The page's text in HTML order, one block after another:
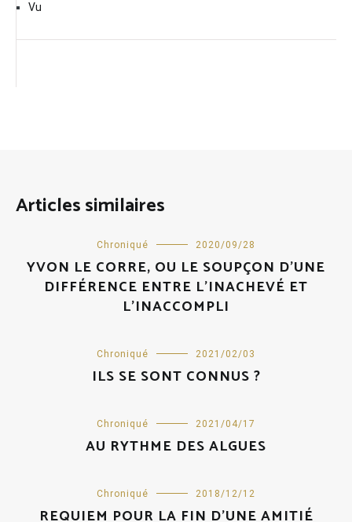
Vu
Articles similaires
Chroniqué 2020/09/28
YVON LE CORRE, OU LE SOUPÇON D’UNE
DIFFÉRENCE ENTRE L’INACHEVÉ ET
L’INACCOMPLI
Chroniqué 2021/02/03
ILS SE SONT CONNUS ?
Chroniqué 2021/04/17
AU RYTHME DES ALGUES
Chroniqué 2018/12/12
REQUIEM POUR LA FIN D’UNE AMITIÉ